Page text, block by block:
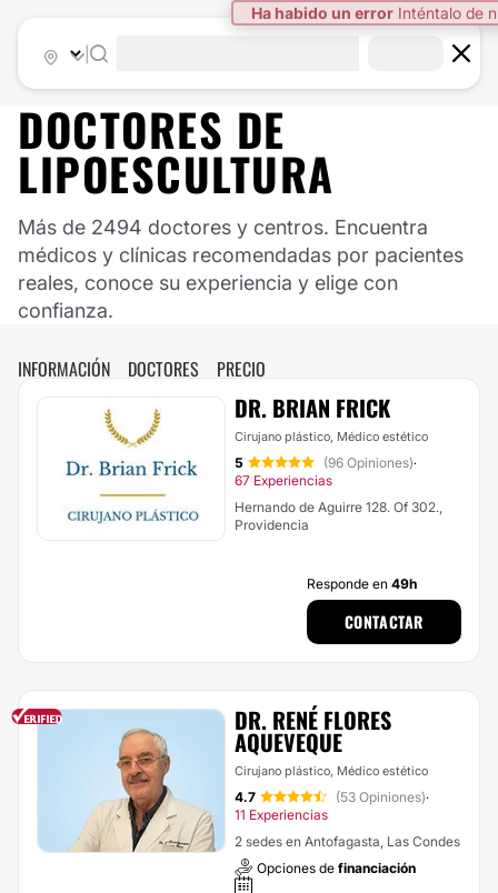
DOCTORES DE
LIPOESCULTURA
Más de 2494 doctores y centros. Encuentra
médicos y clínicas recomendadas por pacientes
reales, conoce su experiencia y elige con
confianza.
INFORMACIÓN DOCTORES PRECIO
DR. BRIAN FRICK
Cirujano plástico, Médico estético
5 (96 Opiniones)·
67 Experiencias
Hernando de Aguirre 128. Of 302.,
Providencia
Responde en 49h
CONTACTAR
DR. RENÉ FLORES
AQUEVEQUE
Cirujano plástico, Médico estético
4.7 (53 Opiniones)·
11 Experiencias
2 sedes en Antofagasta, Las Condes
Opciones de financiación